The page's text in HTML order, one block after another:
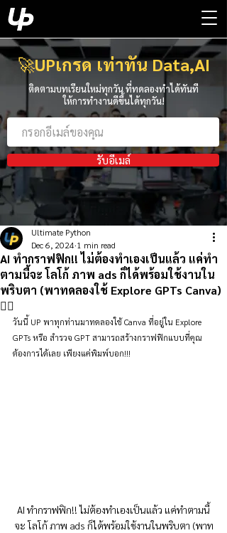
🚀UPเกรด เท่าทัน Data,AI
ติดตามบทเรียนใหม่ทุกวัน ที่ทดลองทำได้ทันที
ให้การทำงานดีขึ้นได้ทุกวัน!
รับอีเมล์
AI ทำกราฟฟิก!! ไม่ต้องทำเองเป็นแล้ว แค่ทำ
ตามนี้จะ โลโก้ ภาพ ads ก็ได้พร้อมใช้งานใน
พริบตา (พาทดลองใช้ Explore GPTs Canva)
👇🏻
Ultimate Python
Dec 6, 2024 1 min read
วันนี้ UP พาทุกท่านมาทดลองใช้ Canva ที่อยู่ใน Explore
GPTs หรือ สำรวจ GPT สามารถสร้างกราฟฟิกแบบที่คุณ
ต้องการได้เลย เพียงแค่พิมพ์บอก!!!
AI ทำกราฟฟิก!! ไม่ต้องทำเองเป็นแล้ว แค่ทำตามนี้
จะ โลโก้ ภาพ ads ก็ได้พร้อมใช้งานในพริบตา (พาท